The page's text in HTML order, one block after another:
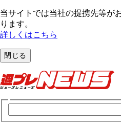
当サイトでは当社の提携先等が
ります。
詳しくはこちら
閉じる